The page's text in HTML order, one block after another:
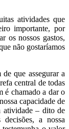
atividades que
importante, por
os nossos gastos,
não gostaríamos
que assegurar a
central de todas
é chamado a dar o
capacidade de
atividade – dito de
a nossa